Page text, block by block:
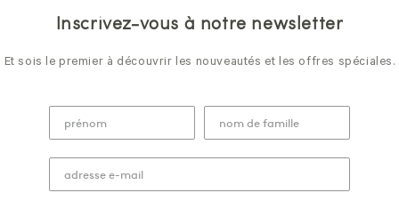
Inscrivez-vous à notre newsletter
Et sois le premier à découvrir les nouveautés et les offres spéciales.